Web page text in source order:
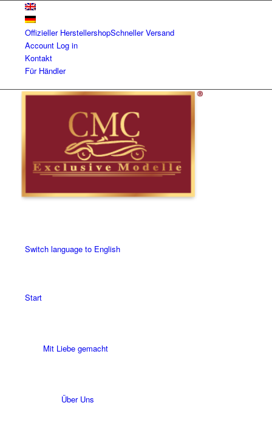
Offizieller HerstellershopSchneller Versand
Account Log in
Kontakt
Für Händler
Switch language to English
Start
Mit Liebe gemacht
Über Uns